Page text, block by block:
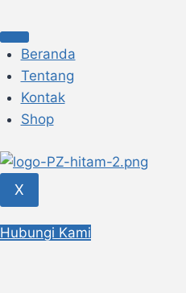
to
content
Beranda
Tentang
Kontak
Shop
X
Hubungi Kami